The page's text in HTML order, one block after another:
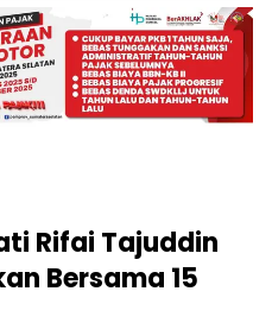
Rifai Tajuddin
Bersama 15